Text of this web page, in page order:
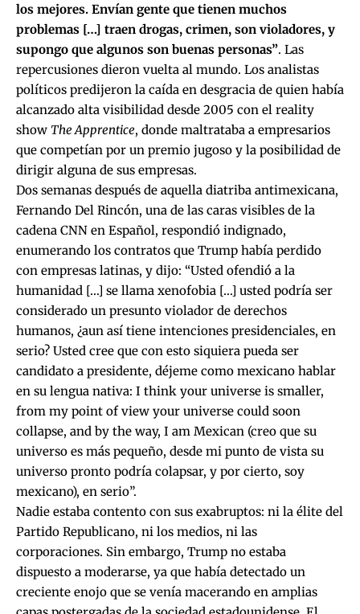
los mejores. Envían gente que tienen muchos
problemas […] traen drogas, crimen, son violadores, y
supongo que algunos son buenas personas”. Las
repercusiones dieron vuelta al mundo. Los analistas
políticos predijeron la caída en desgracia de quien había
alcanzado alta visibilidad desde 2005 con el reality
show The Apprentice, donde maltrataba a empresarios
que competían por un premio jugoso y la posibilidad de
dirigir alguna de sus empresas.
Dos semanas después de aquella diatriba antimexicana,
Fernando Del Rincón, una de las caras visibles de la
cadena CNN en Español, respondió indignado,
enumerando los contratos que Trump había perdido
con empresas latinas, y dijo: “Usted ofendió a la
humanidad […] se llama xenofobia […] usted podría ser
considerado un presunto violador de derechos
humanos, ¿aun así tiene intenciones presidenciales, en
serio? Usted cree que con esto siquiera pueda ser
candidato a presidente, déjeme como mexicano hablar
en su lengua nativa: I think your universe is smaller,
from my point of view your universe could soon
collapse, and by the way, I am Mexican (creo que su
universo es más pequeño, desde mi punto de vista su
universo pronto podría colapsar, y por cierto, soy
mexicano), en serio”.
Nadie estaba contento con sus exabruptos: ni la élite del
Partido Republicano, ni los medios, ni las
corporaciones. Sin embargo, Trump no estaba
dispuesto a moderarse, ya que había detectado un
creciente enojo que se venía macerando en amplias